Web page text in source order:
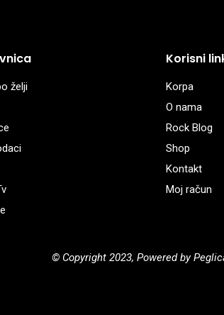
želji
Korisni
Korpa
O nama
Rock Blog
Shop
Kontakt
Moj račun
© Copyright 2023, Powered by